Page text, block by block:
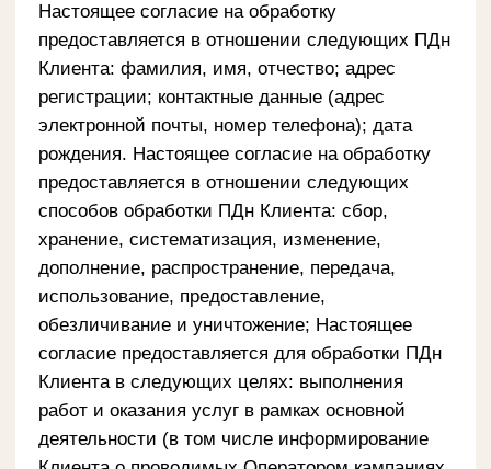
Оператора); продвижения товаров, работ, услуг
помощью средств связи, проведения
программ, направленных на повышение
качества продукции и услуг Оператора, и
других маркетинговых программ Оператором.
Принятие решений, затрагивающих интересы
Клиента, на основании исключительно
Оператором не производится.
Настоящее согласие в полном объеме
распространяется также на предоставленные
мной персональные данные моих
несовершеннолетних детей, указанных мной в
анкете или иным образом. Настоящее согласие
действует со дня его подписания до дня
отзыва в письменной форме. Настоящее
согласие может быть отозвано Клиентом путем
направления в адрес Оператора сообщения об
отзыве согласия на обработку ПДн Клиента в
письменной форме.
Клиент также дает согласие контрагентам
Оператора на обработку всех персональных